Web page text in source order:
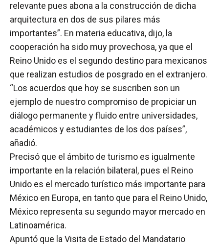
relevante pues abona a la construcción de dicha
arquitectura en dos de sus pilares más
importantes”. En materia educativa, dijo, la
cooperación ha sido muy provechosa, ya que el
Reino Unido es el segundo destino para mexicanos
que realizan estudios de posgrado en el extranjero.
“Los acuerdos que hoy se suscriben son un
ejemplo de nuestro compromiso de propiciar un
diálogo permanente y fluido entre universidades,
académicos y estudiantes de los dos países”,
añadió.
Precisó que el ámbito de turismo es igualmente
importante en la relación bilateral, pues el Reino
Unido es el mercado turístico más importante para
México en Europa, en tanto que para el Reino Unido,
México representa su segundo mayor mercado en
Latinoamérica.
Apuntó que la Visita de Estado del Mandatario